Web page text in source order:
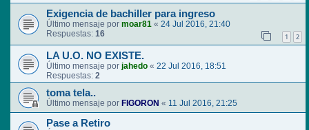
Exigencia de bachiller para ingreso
Último mensaje por moar81 « 24 Jul 2016, 21:40
Respuestas: 16 1 2
LA U.O. NO EXISTE.
Último mensaje por jahedo « 22 Jul 2016, 18:51
Respuestas: 2
toma tela..
Último mensaje por FIGORON « 11 Jul 2016, 21:25
Pase a Retiro